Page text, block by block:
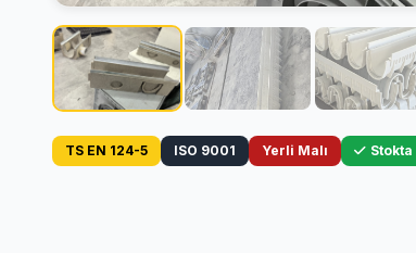
TS EN 124-5 ISO 9001 Yerli Malı Stokta